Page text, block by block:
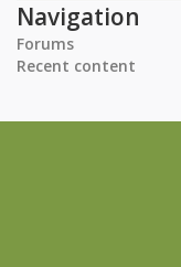
Navigation
Forums
Recent content